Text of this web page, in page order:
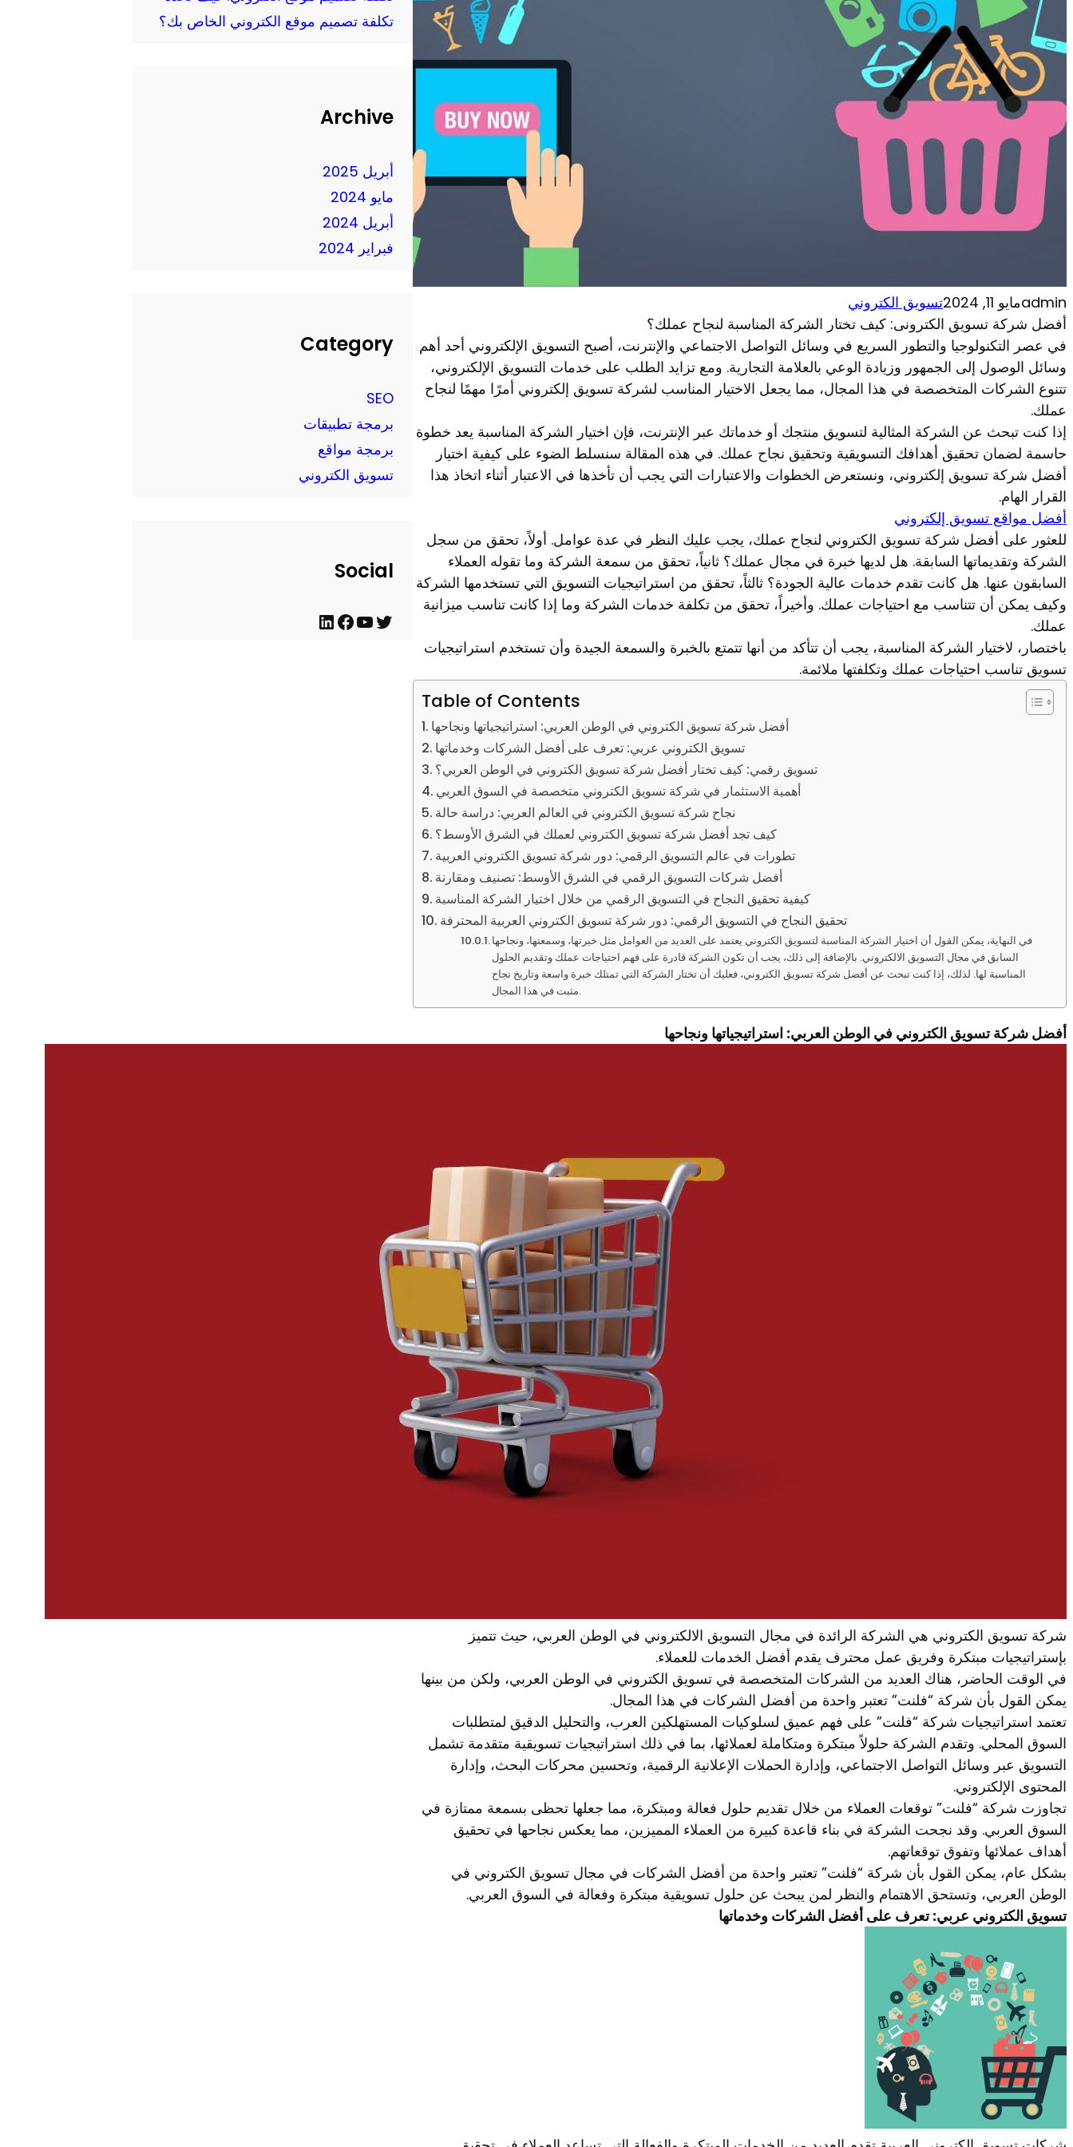
adminمايو 11, 2024
تسويق الكتروني
أفضل شركة تسويق الكترونى: كيف تختار الشركة المناسبة لنجاح عملك؟
في عصر التكنولوجيا والتطور السريع في وسائل التواصل الاجتماعي والإنترنت، أصبح التسويق الإلكتروني أحد أهم
وسائل الوصول إلى الجمهور وزيادة الوعي بالعلامة التجارية. ومع تزايد الطلب على خدمات التسويق الإلكتروني،
تتنوع الشركات المتخصصة في هذا المجال، مما يجعل الاختيار المناسب لشركة تسويق إلكتروني أمرًا مهمًا لنجاح
عملك.
إذا كنت تبحث عن الشركة المثالية لتسويق منتجك أو خدماتك عبر الإنترنت، فإن اختيار الشركة المناسبة يعد خطوة
حاسمة لضمان تحقيق أهدافك التسويقية وتحقيق نجاح عملك. في هذه المقالة سنسلط الضوء على كيفية اختيار
أفضل شركة تسويق إلكتروني، ونستعرض الخطوات والاعتبارات التي يجب أن تأخذها في الاعتبار أثناء اتخاذ هذا
القرار الهام.
أفضل مواقع تسويق إلكتروني
للعثور على أفضل شركة تسويق الكتروني لنجاح عملك، يجب عليك النظر في عدة عوامل. أولاً، تحقق من سجل
الشركة وتقديماتها السابقة. هل لديها خبرة في مجال عملك؟ ثانياً، تحقق من سمعة الشركة وما تقوله العملاء
السابقون عنها. هل كانت تقدم خدمات عالية الجودة؟ ثالثاً، تحقق من استراتيجيات التسويق التي تستخدمها الشركة
وكيف يمكن أن تتناسب مع احتياجات عملك. وأخيراً، تحقق من تكلفة خدمات الشركة وما إذا كانت تناسب ميزانية
عملك.
باختصار، لاختيار الشركة المناسبة، يجب أن تتأكد من أنها تتمتع بالخبرة والسمعة الجيدة وأن تستخدم استراتيجيات
تسويق تناسب احتياجات عملك وتكلفتها ملائمة.
Table of Contents
أفضل شركة تسويق الكتروني في الوطن العربي: استراتيجياتها ونجاحها
تسويق الكتروني عربي: تعرف على أفضل الشركات وخدماتها
تسويق رقمي: كيف تختار أفضل شركة تسويق الكتروني في الوطن العربي؟
أهمية الاستثمار في شركة تسويق الكتروني متخصصة في السوق العربي
نجاح شركة تسويق الكتروني في العالم العربي: دراسة حالة
كيف تجد أفضل شركة تسويق الكتروني لعملك في الشرق الأوسط؟
تطورات في عالم التسويق الرقمي: دور شركة تسويق الكتروني العربية
أفضل شركات التسويق الرقمي في الشرق الأوسط: تصنيف ومقارنة
كيفية تحقيق النجاح في التسويق الرقمي من خلال اختيار الشركة المناسبة
تحقيق النجاح في التسويق الرقمي: دور شركة تسويق الكتروني العربية المحترفة
في النهاية، يمكن القول أن اختيار الشركة المناسبة لتسويق الكتروني يعتمد على العديد من العوامل مثل خبرتها، وسمعتها، ونجاحها
السابق في مجال التسويق الالكتروني. بالإضافة إلى ذلك، يجب أن تكون الشركة قادرة على فهم احتياجات عملك وتقديم الحلول
المناسبة لها. لذلك، إذا كنت تبحث عن أفضل شركة تسويق الكتروني، فعليك أن تختار الشركة التي تمتلك خبرة واسعة وتاريخ نجاح
مثبت في هذا المجال.
أفضل شركة تسويق الكتروني في الوطن العربي: استراتيجياتها ونجاحها
شركة تسويق الكتروني هي الشركة الرائدة في مجال التسويق الالكتروني في الوطن العربي، حيث تتميز
بإستراتيجيات مبتكرة وفريق عمل محترف يقدم أفضل الخدمات للعملاء.
في الوقت الحاضر، هناك العديد من الشركات المتخصصة في تسويق الكتروني في الوطن العربي، ولكن من بينها
يمكن القول بأن شركة “فلنت” تعتبر واحدة من أفضل الشركات في هذا المجال.
تعتمد استراتيجيات شركة “فلنت” على فهم عميق لسلوكيات المستهلكين العرب، والتحليل الدقيق لمتطلبات
السوق المحلي. وتقدم الشركة حلولاً مبتكرة ومتكاملة لعملائها، بما في ذلك استراتيجيات تسويقية متقدمة تشمل
التسويق عبر وسائل التواصل الاجتماعي، وإدارة الحملات الإعلانية الرقمية، وتحسين محركات البحث، وإدارة
المحتوى الإلكتروني.
تجاوزت شركة “فلنت” توقعات العملاء من خلال تقديم حلول فعالة ومبتكرة، مما جعلها تحظى بسمعة ممتازة في
السوق العربي. وقد نجحت الشركة في بناء قاعدة كبيرة من العملاء المميزين، مما يعكس نجاحها في تحقيق
أهداف عملائها وتفوق توقعاتهم.
بشكل عام، يمكن القول بأن شركة “فلنت” تعتبر واحدة من أفضل الشركات في مجال تسويق الكتروني في
الوطن العربي، وتستحق الاهتمام والنظر لمن يبحث عن حلول تسويقية مبتكرة وفعالة في السوق العربي.
تسويق الكتروني عربي: تعرف على أفضل الشركات وخدماتها
تكلفة تصميم موقع الكتروني الخاص بك؟
Archive
أبريل 2025
مايو 2024
أبريل 2024
فبراير 2024
Category
SEO
برمجة تطبيقات
برمجة مواقع
تسويق الكتروني
Social
ت
ي
ف ل